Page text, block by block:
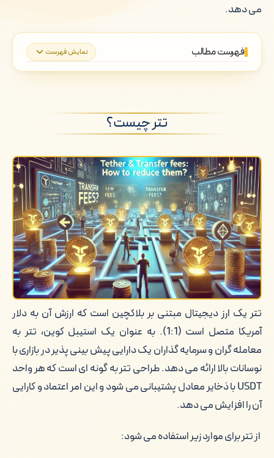
می دهد.
فهرست مطالب نمایش فهرست
تتر چیست؟
استراتژی هایی برای کاهش کارمزدهای
انتقال تتر
فناوری های نوآورانه برای کاهش هزینه ها
دیجی دلار چگونه به کاربران در صرفه
جویی در کارمزدهای انتقال تتر کمک می
کند؟
استفاده از دیجی دلار و تتر برای تراکنش
های مقرون به صرفه
کلام آخر
تتر چیست؟
تتر یک ارز دیجیتال مبتنی بر بلاکچین است که ارزش آن به دلار
آمریکا متصل است (1:1). به عنوان یک استیبل کوین، تتر به
معامله گران و سرمایه گذاران یک دارایی پیش بینی پذیر در بازاری با
نوسانات بالا ارائه می دهد. طراحی تتر به گونه ای است که هر واحد
USDT با ذخایر معادل پشتیبانی می شود و این امر اعتماد و کارایی
آن را افزایش می دهد.
از تتر برای موارد زیر استفاده می شود: